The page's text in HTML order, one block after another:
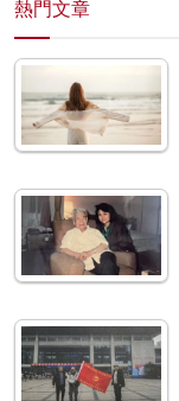
熱門文章